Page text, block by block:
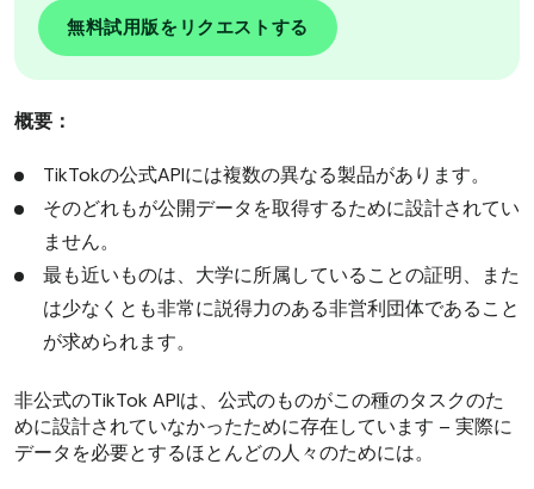
無料試用版をリクエストする
概要：
TikTokの公式APIには複数の異なる製品があります。
そのどれもが公開データを取得するために設計されてい
ません。
最も近いものは、大学に所属していることの証明、また
は少なくとも非常に説得力のある非営利団体であること
が求められます。
非公式のTikTok APIは、公式のものがこの種のタスクのた
めに設計されていなかったために存在しています – 実際に
データを必要とするほとんどの人々のためには。